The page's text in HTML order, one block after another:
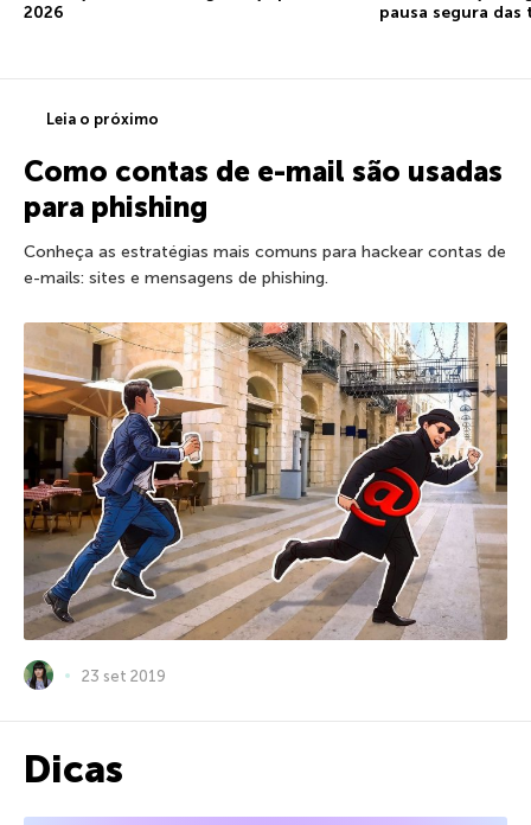
2026
pausa segura das
Leia o próximo
Como contas de e-mail são usadas
para phishing
Conheça as estratégias mais comuns para hackear contas de
e-mails: sites e mensagens de phishing.
23 set 2019
Dicas